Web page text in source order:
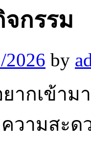
กรรม
2026 by
ากเข้า
ความสะ